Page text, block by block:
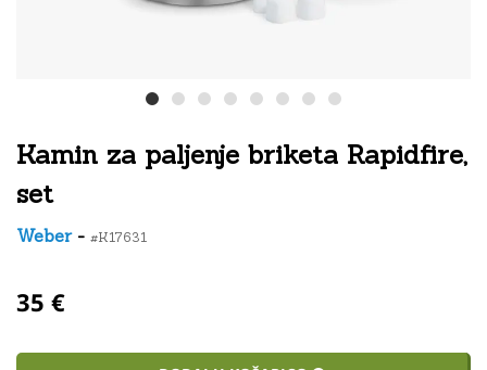
Kamin za paljenje briketa Rapidfire,
set
Weber- #K17631
35 €